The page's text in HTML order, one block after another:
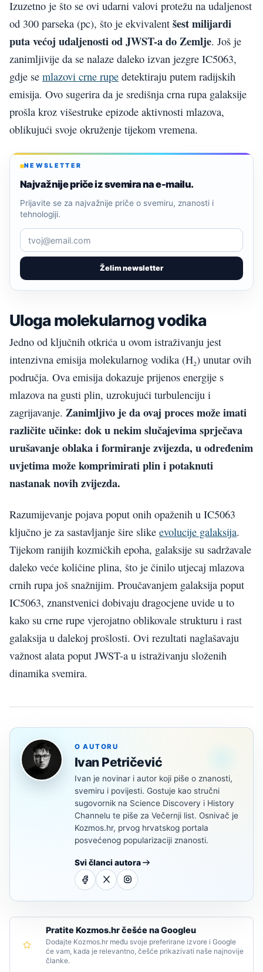
Izuzetno je što se ovi udarni valovi protežu na udaljenost
od 300 parseka (pc), što je ekvivalent šest milijardi
puta većoj udaljenosti od JWST-a do Zemlje. Još je
zanimljivije da se nalaze daleko izvan jezgre IC5063,
gdje se mlazovi crne rupe detektiraju putem radijskih
emisija. Ovo sugerira da je središnja crna rupa galaksije
prošla kroz višestruke epizode aktivnosti mlazova,
oblikujući svoje okruženje tijekom vremena.
NEWSLETTER
Najvažnije priče iz svemira na e-mailu.
Želim newsletter
Prijavite se za najvažnije priče o svemiru, znanosti i
tehnologiji.
Uloga molekularnog vodika
Jedno od ključnih otkrića u ovom istraživanju jest
intenzivna emisija molekularnog vodika (H₂) unutar ovih
područja. Ova emisija dokazuje prijenos energije s
mlazova na gusti plin, uzrokujući turbulenciju i
zagrijavanje. Zanimljivo je da ovaj proces može imati
različite učinke: dok u nekim slučajevima sprječava
urušavanje oblaka i formiranje zvijezda, u određenim
uvjetima može komprimirati plin i potaknuti
nastanak novih zvijezda.
Razumijevanje pojava poput onih opaženih u IC5063
ključno je za sastavljanje šire slike evolucije galaksija.
Tijekom ranijih kozmičkih epoha, galaksije su sadržavale
daleko veće količine plina, što je činilo utjecaj mlazova
crnih rupa još snažnijim. Proučavanjem galaksija poput
IC5063, znanstvenici dobivaju dragocjene uvide u to
kako su crne rupe vjerojatno oblikovale strukturu i rast
galaksija u dalekoj prošlosti. Ovi rezultati naglašavaju
važnost alata poput JWST-a u istraživanju složenih
dinamika svemira.
O AUTORU
Ivan Petričević
Ivan je novinar i autor koji piše o znanosti,
svemiru i povijesti. Gostuje kao stručni
sugovornik na Science Discovery i History
Channelu te piše za Večernji list. Osnivač je
Kozmos.hr, prvog hrvatskog portala
posvećenog popularizaciji znanosti.
Svi članci autora
Pratite Kozmos.hr češće na Googleu
Dodajte Kozmos.hr među svoje preferirane izvore i Google
će vam, kada je relevantno, češće prikazivati naše najnovije
članke.